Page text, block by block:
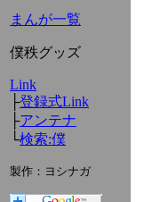
まんが一覧
僕秩グッズ
Link
├登録式Link
├アンテナ
└検索:僕
製作：ヨシナガ